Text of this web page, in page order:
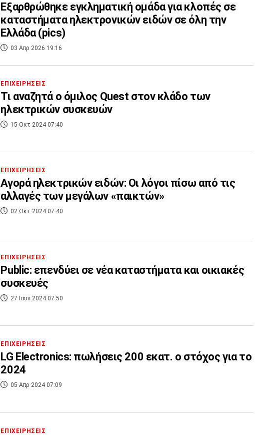
Εξαρθρώθηκε εγκληματική ομάδα για κλοπές σε
καταστήματα ηλεκτρονικών ειδών σε όλη την
Ελλάδα (pics)
03 Απρ 2026 19:16
ΕΠΙΧΕΙΡΗΣΕΙΣ
Τι αναζητά ο όμιλος Quest στον κλάδο των
ηλεκτρικών συσκευών
15 Οκτ 2024 07:40
ΕΠΙΧΕΙΡΗΣΕΙΣ
Αγορά ηλεκτρικών ειδών: Οι λόγοι πίσω από τις
αλλαγές των μεγάλων «παικτών»
02 Οκτ 2024 07:40
ΕΠΙΧΕΙΡΗΣΕΙΣ
Public: επενδύει σε νέα καταστήματα και οικιακές
συσκευές
27 Ιουν 2024 07:50
ΕΠΙΧΕΙΡΗΣΕΙΣ
LG Electronics: πωλήσεις 200 εκατ. ο στόχος για το
2024
05 Απρ 2024 07:09
ΕΠΙΧΕΙΡΗΣΕΙΣ